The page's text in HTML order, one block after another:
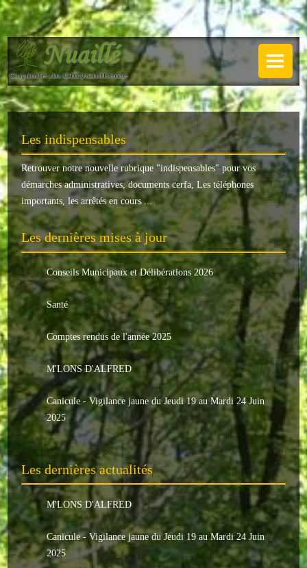
NUAILLÉ
Plan de Nuaillé
Sentiers pédestres
Guide annuel
Histoire
Galerie
LA MAIRIE
Horaires
Agence postale
Le conseil municipal
Les élus
Les commissions
Les comptes rendus
Le personnel communal
L'Echo de Nuaillé
Tarifs et locations
Galeries photos
INDISPENSABLES
.
Les indispensables
Retrouver notre nouvelle rubrique "indispensables" pour vos
démarches administratives, documents cerfa, Les téléphones
importants, les arrêtés en cours ...
Les dernières mises à jour
Conseils Municipaux et Délibérations 2026
Santé
Comptes rendus de l'année 2025
M'LONS D'ALFRED
Canicule - Vigilance jaune du Jeudi 19 au Mardi 24 Juin
2025
Les dernières actualités
M'LONS D'ALFRED
Canicule - Vigilance jaune du Jeudi 19 au Mardi 24 Juin
2025